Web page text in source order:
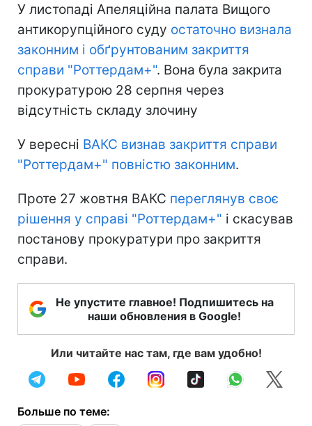
У листопаді Апеляційна палата Вищого
антикорупційного суду остаточно визнала
законним і обґрунтованим закриття
справи "Роттердам+". Вона була закрита
прокуратурою 28 серпня через
відсутність складу злочину
У вересні ВАКС визнав закриття справи
"Роттердам+" повністю законним.
Проте 27 жовтня ВАКС переглянув своє
рішення у справі "Роттердам+" і скасував
постанову прокуратури про закриття
справи.
Не упустите главное! Подпишитесь на
наши обновления в Google!
Или читайте нас там, где вам удобно!
Больше по теме: